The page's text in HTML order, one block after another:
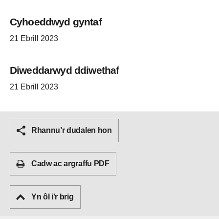
Cyhoeddwyd gyntaf
21 Ebrill 2023
Diweddarwyd ddiwethaf
21 Ebrill 2023
Rhannu’r dudalen hon
Cadw ac argraffu PDF
Yn ôl i'r brig